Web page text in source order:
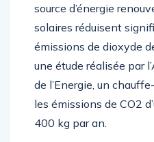
source d’énergie
solaires réduisent
émissions de dioxyde
une étude réalisée par
de l’Energie, un
les émissions de CO2
400 kg par an.